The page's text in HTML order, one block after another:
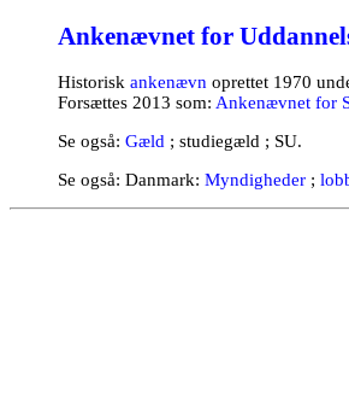
Ankenævnet for
Historisk ankenævn oprettet 1970
Forsættes 2013 som: Ankenævnet for
Se også: Gæld ; studiegæld ; SU.
Se også: Danmark: Myndigheder ;